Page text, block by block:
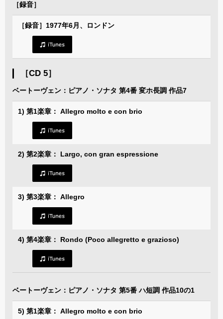
［録音］
［録音］1977年6月、ロンドン
［CD 5］
ベートーヴェン：ピアノ・ソナタ 第4番 変ホ長調 作品7
1) 第1楽章： Allegro molto e con brio
2) 第2楽章： Largo, con gran espressione
3) 第3楽章： Allegro
4) 第4楽章： Rondo (Poco allegretto e grazioso)
ベートーヴェン：ピアノ・ソナタ 第5番 ハ短調 作品10の1
5) 第1楽章： Allegro molto e con brio